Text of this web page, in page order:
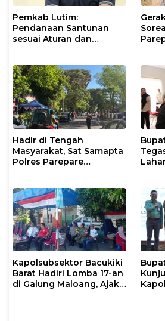
Pemkab Lutim:
Pendanaan Santunan
sesuai Aturan dan
Hadir di Tengah
Masyarakat, Sat Samapta
Polres Parepare
Kapolsubsektor Bacukiki
Barat Hadiri Lomba 17-an
di Galung Maloang, Ajak